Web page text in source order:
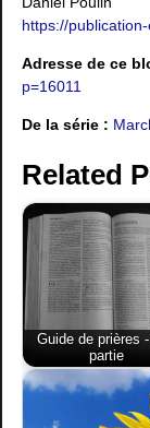
https://
Adresse de ce
p=16011
De la série :
Related
Guide de prières
partie